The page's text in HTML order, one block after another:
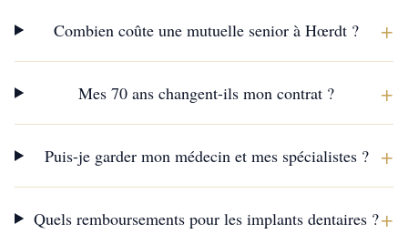
Combien coûte une mutuelle senior à Hœrdt ? +
Mes 70 ans changent-ils mon contrat ? +
Puis-je garder mon médecin et mes spécialistes ? +
Quels remboursements pour les implants dentaires ?+